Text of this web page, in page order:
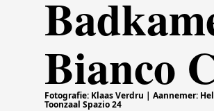
Bianco
Fotografie: Klaas Verdru | Aannemer:
Toonzaal Spazio 24